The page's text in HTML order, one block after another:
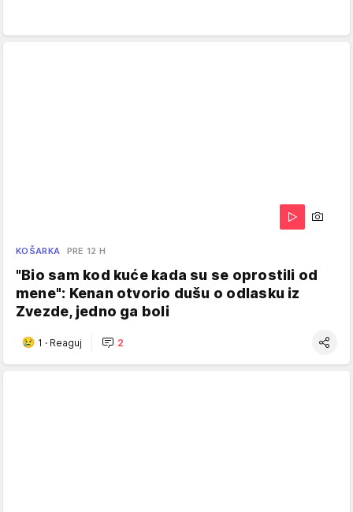
KOŠARKA PRE 12 H
"Bio sam kod kuće kada su se oprostili od
mene": Kenan otvorio dušu o odlasku iz
Zvezde, jedno ga boli
1 · Reaguj 2